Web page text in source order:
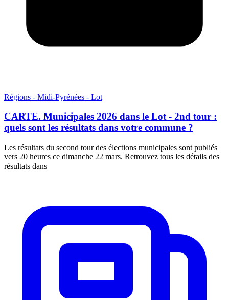
Régions - Midi-Pyrénées - Lot
CARTE. Municipales 2026 dans le Lot - 2nd tour :
quels sont les résultats dans votre commune ?
Les résultats du second tour des élections municipales sont publiés
vers 20 heures ce dimanche 22 mars. Retrouvez tous les détails des
résultats dans